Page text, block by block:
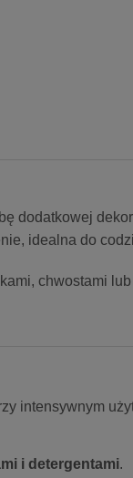
dodatkowej
idealna do
chwostami
intensywnym
i detergentami.